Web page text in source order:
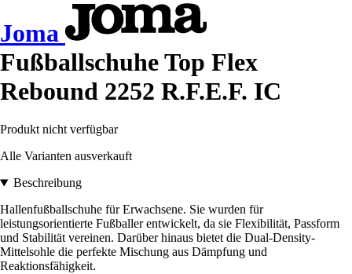
Joma
Fußballschuhe Top Flex
Rebound 2252 R.F.E.F. IC
Produkt nicht verfügbar
Alle Varianten ausverkauft
Beschreibung
Hallenfußballschuhe für Erwachsene. Sie wurden für
leistungsorientierte Fußballer entwickelt, da sie Flexibilität, Passform
und Stabilität vereinen. Darüber hinaus bietet die Dual-Density-
Mittelsohle die perfekte Mischung aus Dämpfung und
Reaktionsfähigkeit.